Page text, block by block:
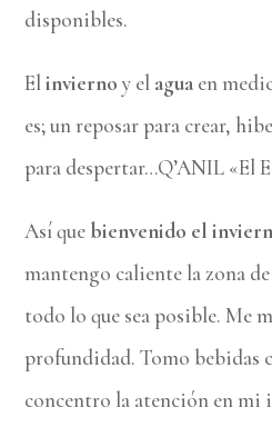
disponibles.
Elinvierno y el agua en
es; un reposar para crear,
para despertar…Q’ANIL «El
Así que bienvenido el
mantengo caliente la zona
todo lo que sea posible. Me
profundidad. Tomo bebidas
concentro la atención en mi